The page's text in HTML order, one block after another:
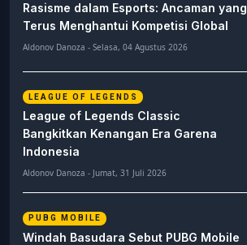
Rasisme dalam Esports: Ancaman yang
Terus Menghantui Kompetisi Global
Aldonov Danoza - Selasa, 04 Agustus 2026
LEAGUE OF LEGENDS
League of Legends Classic
Bangkitkan Kenangan Era Garena
Indonesia
Aldonov Danoza - Jumat, 31 Juli 2026
PUBG MOBILE
Windah Basudara Sebut PUBG Mobile